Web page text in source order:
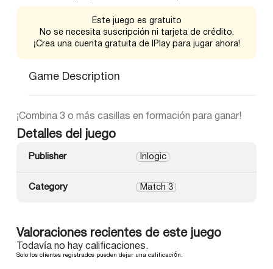
Este juego es gratuito
No se necesita suscripción ni tarjeta de crédito.
¡Crea una cuenta gratuita de IPlay para jugar ahora!
Game Description
¡Combina 3 o más casillas en formación para ganar!
Detalles del juego
Publisher Inlogic
Category Match 3
Valoraciones recientes de este juego
Todavía no hay calificaciones.
Solo los clientes registrados pueden dejar una calificación.